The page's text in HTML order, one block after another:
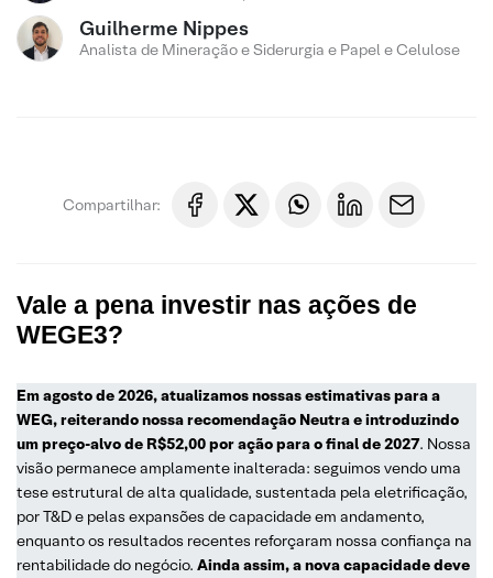
Guilherme Nippes
Analista de Mineração e Siderurgia e Papel e Celulose
Compartilhar:
Vale a pena investir nas ações de
WEGE3?
Em agosto de 2026, atualizamos nossas estimativas para a
WEG, reiterando nossa recomendação Neutra e introduzindo
um preço-alvo de R$52,00 por ação para o final de 2027. Nossa
visão permanece amplamente inalterada: seguimos vendo uma
tese estrutural de alta qualidade, sustentada pela eletrificação,
por T&D e pelas expansões de capacidade em andamento,
enquanto os resultados recentes reforçaram nossa confiança na
rentabilidade do negócio. Ainda assim, a nova capacidade deve